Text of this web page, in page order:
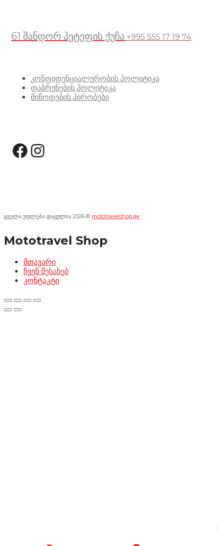
61 შანდორ პეტეფის ქუჩა +995 555 17 19 74
კონფიდენციალურობის პოლიტიკა
დაბრუნების პოლიტიკა
მიწოდების პირობები
Facebook
Instagram
ყველა უფლება დაცულია 2026 © mototravelshop.ge
Mototravel Shop
მთავარი
ჩვენ შესახებ
კონტაკტი